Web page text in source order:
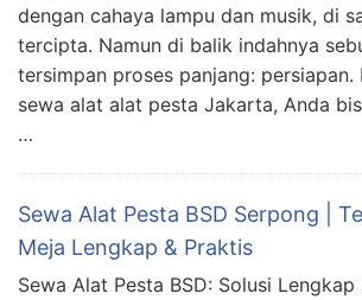
dengan cahaya lampu dan musik, di
tercipta. Namun di balik indahnya
tersimpan proses panjang: persiapan.
sewa alat alat pesta Jakarta, Anda
…
Sewa Alat Pesta BSD Serpong |
Meja Lengkap & Praktis
Sewa Alat Pesta BSD: Solusi